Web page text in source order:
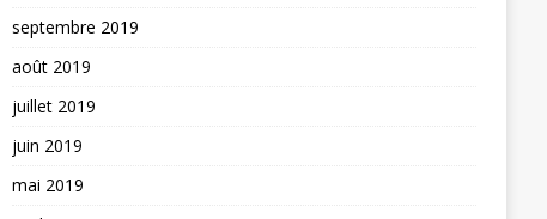
septembre 2019
août 2019
juillet 2019
juin 2019
mai 2019